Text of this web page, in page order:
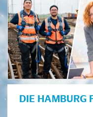
DIE HAMBURG